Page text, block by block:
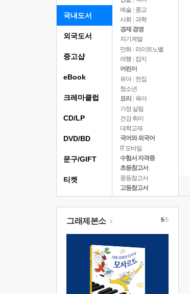
국내도서
예술 | 종교
사회 | 과학
경제 경영
자기계발
만화 | 라이트노벨
여행
잡지
어린이
유아 | 전집
청소년
요리
육아
가정 살림
건강 취미
대학교재
국어와 외국어
IT 모바일
수험서 자격증
초등참고서
중등참고서
고등참고서
외국도서
중고샵
eBook
크레마클럽
CD/LP
DVD/BD
문구/GIFT
티켓
그래제본소 5/5